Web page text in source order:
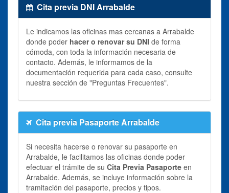
Cita previa DNI Arrabalde
Le indicamos las oficinas mas cercanas a Arrabalde
donde poder hacer o renovar su DNI de forma
cómoda, con toda la información necesaria de
contacto. Además, le informamos de la
documentación requerida para cada caso, consulte
nuestra sección de "Preguntas Frecuentes".
Cita previa Pasaporte Arrabalde
Si necesita hacerse o renovar su pasaporte en
Arrabalde, le facilitamos las oficinas donde poder
efectuar el trámite de su Cita Previa Pasaporte en
Arrabalde. Además, se incluye información sobre la
tramitación del pasaporte, precios y tipos.